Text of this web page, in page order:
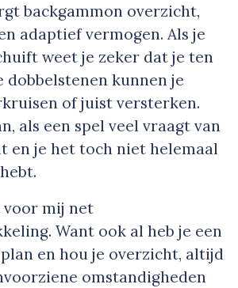
backgammon overzicht,
adaptief vermogen. Als je
weet je zeker dat je ten
dobbelstenen kunnen je
of juist versterken.
als een spel veel vraagt van
en je het toch niet helemaal
voor mij net
Want ook al heb je een
en hou je overzicht, altijd
omstandigheden